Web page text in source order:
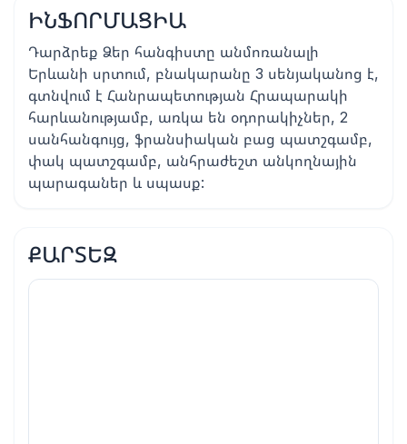
ԻՆՖՈՐՄԱՑԻԱ
Դարձրեք Ձեր հանգիստը անմոռանալի
Երևանի սրտում, բնակարանը 3 սենյականոց է,
գտնվում է Հանրապետության Հրապարակի
հարևանությամբ, առկա են օդորակիչներ, 2
սանհանգույց, ֆրանսիական բաց պատշգամբ,
փակ պատշգամբ, անհրաժեշտ անկողնային
պարագաներ և սպասք:
ՔԱՐՏԵԶ